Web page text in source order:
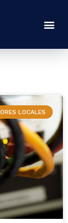
LOCALES